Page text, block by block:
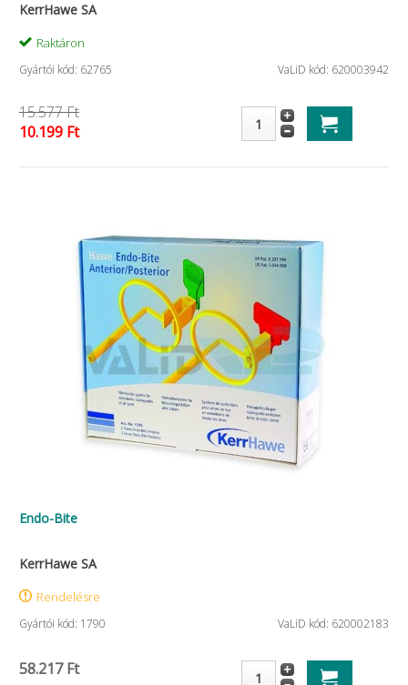
KerrHawe SA
Raktáron
Gyártói kód: 62765 VaLiD kód: 620003942
15.577 Ft
10.199 Ft
Endo-Bite
KerrHawe SA
Rendelésre
Gyártói kód: 1790 VaLiD kód: 620002183
58.217 Ft